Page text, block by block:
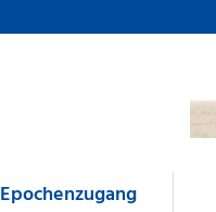
Epochenzugang